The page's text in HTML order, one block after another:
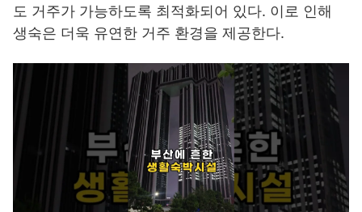
도 거주가 가능하도록 최적화되어 있다. 이로 인해
생숙은 더욱 유연한 거주 환경을 제공한다.